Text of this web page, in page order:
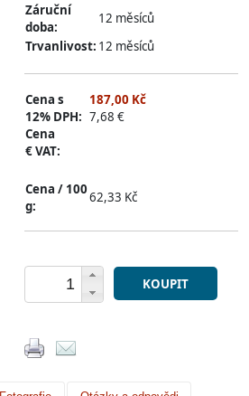
Záruční
doba:
12 měsíců
Trvanlivost: 12 měsíců
Cena s
12% DPH:
Cena
€ VAT:
187,00 Kč
7,68 €
Cena / 100
g:
62,33 Kč
KOUPIT